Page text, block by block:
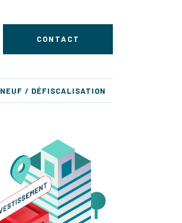
CONTACT
NEUF / DÉFISCALISATION